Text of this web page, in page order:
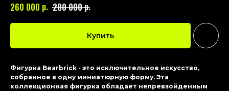
260 000 р. 280 000р.
Купить
Фигурка Bearbrick - это исключительное искусство,
собранное в одну миниатюрную форму. Эта
коллекционная фигурка обладает непревзойденным